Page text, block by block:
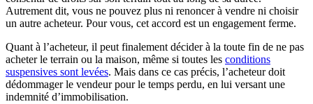
Autrement dit, vous ne pouvez plus ni renoncer à vendre ni choisir
un autre acheteur. Pour vous, cet accord est un engagement ferme.
Quant à l’acheteur, il peut finalement décider à la toute fin de ne pas
acheter le terrain ou la maison, même si toutes les conditions
suspensives sont levées. Mais dans ce cas précis, l’acheteur doit
dédommager le vendeur pour le temps perdu, en lui versant une
indemnité d’immobilisation.